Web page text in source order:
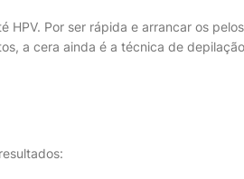
Por ser rápida e arrancar os
a cera ainda é a técnica de